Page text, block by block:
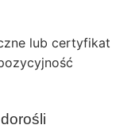
lub certyfikat